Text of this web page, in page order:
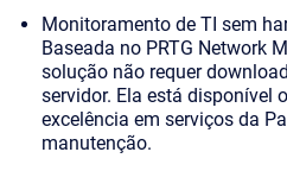
Monitoramento de TI sem
Baseada no PRTG Network
solução não requer
servidor. Ela está disponível
excelência em serviços da
manutenção.